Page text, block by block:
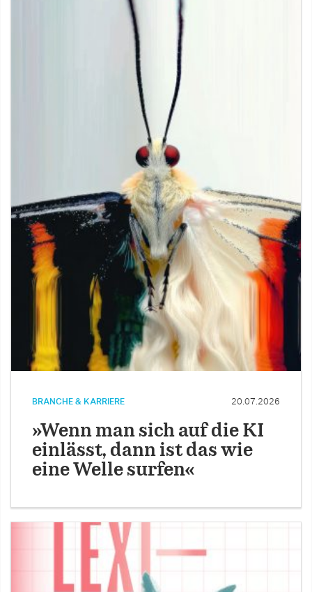
BRANCHE & KARRIERE 20.07.2026
»Wenn man sich auf die KI
einlässt, dann ist das wie
eine Welle surfen«